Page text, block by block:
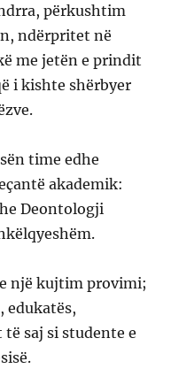
përkushtim
ndërpritet në
me jetën e prindit
i kishte shërbyer
time edhe
akademik:
Deontologji
një kujtim provimi;
edukatës,
saj si studente e